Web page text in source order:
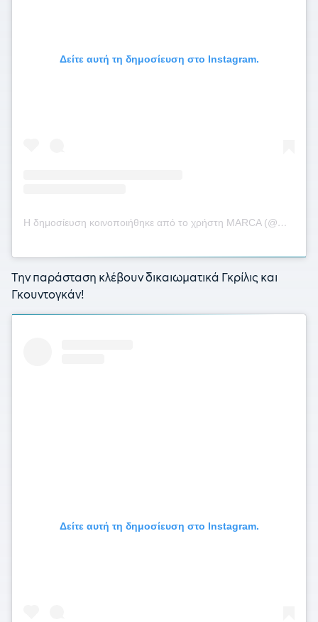
Δείτε αυτή τη δημοσίευση στο Instagram.
Η δημοσίευση κοινοποιήθηκε από το χρήστη MARCA (@marca)
Την παράσταση κλέβουν δικαιωματικά Γκρίλις και
Γκουντογκάν!
Δείτε αυτή τη δημοσίευση στο Instagram.